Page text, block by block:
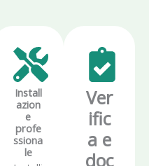
Install
azion
e
profe
ssiona
le
Ver
ific
a e
doc